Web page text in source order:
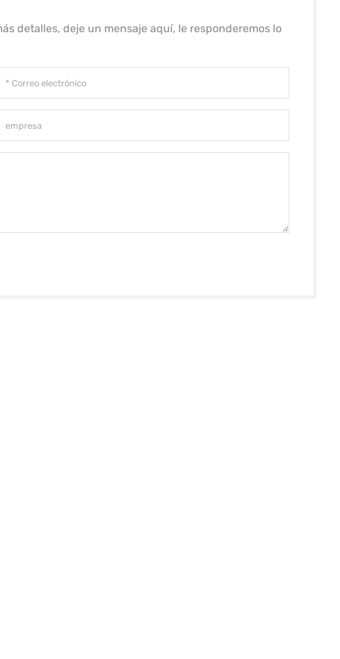
detalles, deje un mensaje aquí, le responderemos lo